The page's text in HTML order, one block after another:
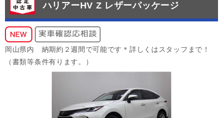
ハリアーHV Z レザーパッケージ
岡山県内 納期約２週間で可能です＊詳しくはスタッフまで！
（書類等条件有ります。）